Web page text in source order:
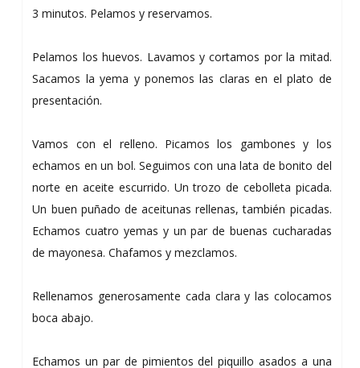
3 minutos. Pelamos y reservamos.
Pelamos los huevos. Lavamos y cortamos por la mitad.
Sacamos la yema y ponemos las claras en el plato de
presentación.
Vamos con el relleno. Picamos los gambones y los
echamos en un bol. Seguimos con una lata de bonito del
norte en aceite escurrido. Un trozo de cebolleta picada.
Un buen puñado de aceitunas rellenas, también picadas.
Echamos cuatro yemas y un par de buenas cucharadas
de mayonesa. Chafamos y mezclamos.
Rellenamos generosamente cada clara y las colocamos
boca abajo.
Echamos un par de pimientos del piquillo asados a una